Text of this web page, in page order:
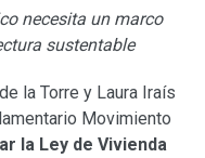
necesita un marco
sustentable
la Torre y Laura Iraís
Movimiento
la Ley de Vivienda